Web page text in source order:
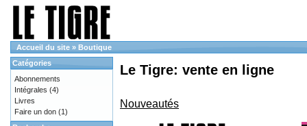
Accueil du site » Boutique
Le Tigre: vente en ligne
Nouveautés
Catégories
Abonnements
Intégrales (4)
Livres
Faire un don (1)